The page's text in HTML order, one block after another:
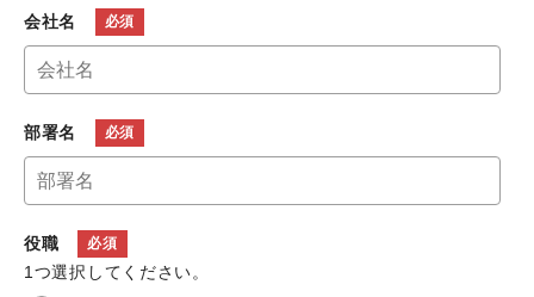
会社名
部署名
役職
1つ選択してください。